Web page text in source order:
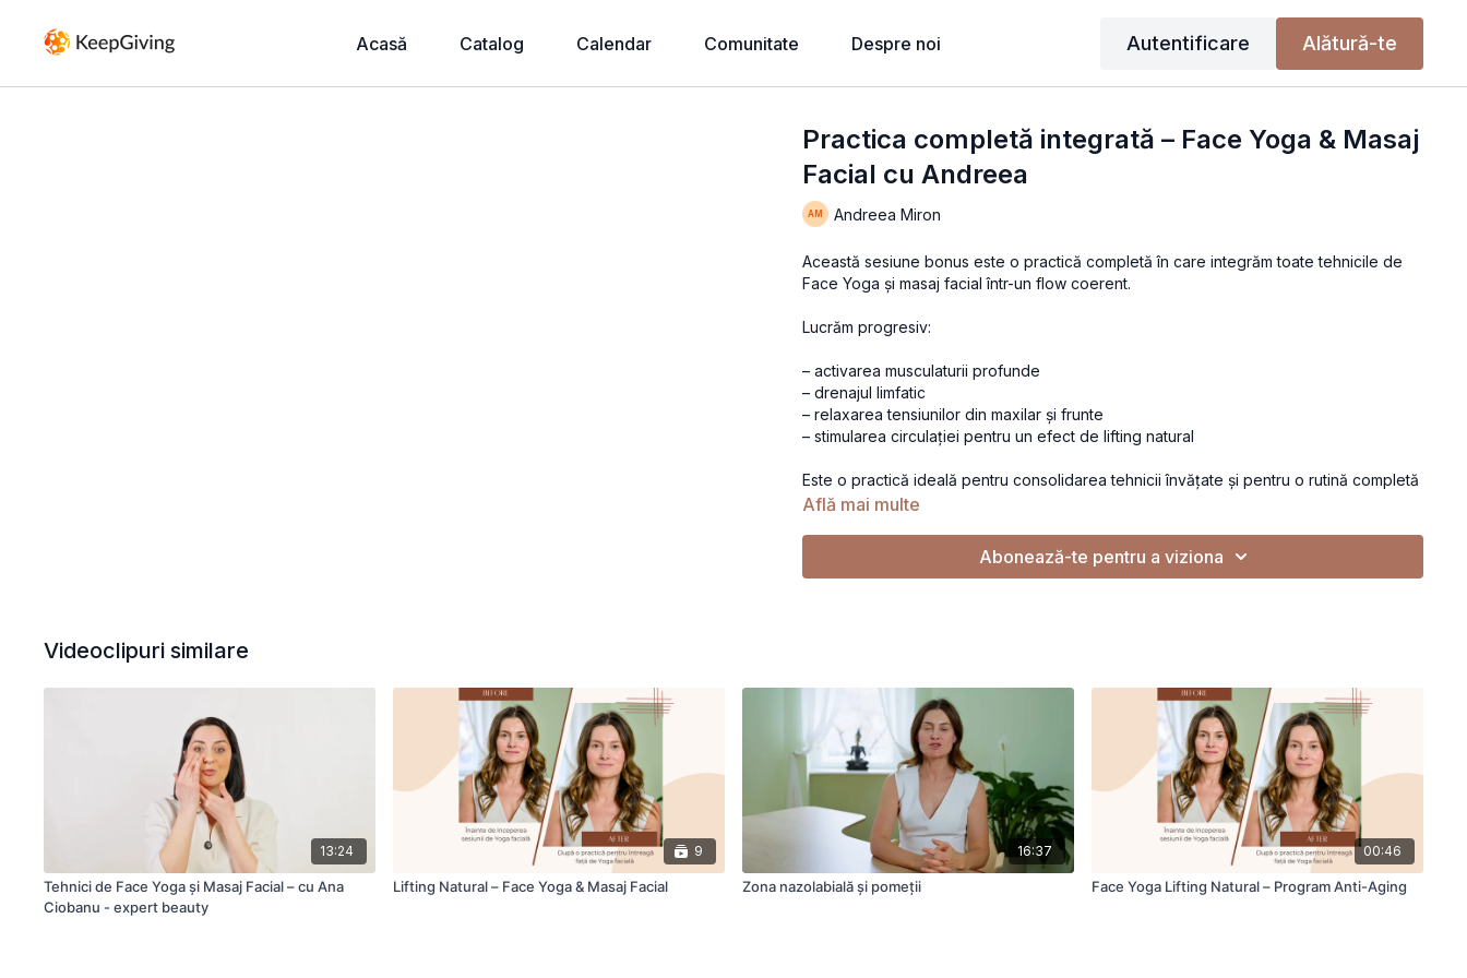
Acasă Catalog Calendar Comunitate Despre noi Autentificare Alătură-te
Practica completă integrată – Face Yoga & Masaj
Facial cu Andreea
Andreea Miron
Această sesiune bonus este o practică completă în care integrăm toate tehnicile de
Face Yoga și masaj facial într-un flow coerent.
Lucrăm progresiv:
– activarea musculaturii profunde
– drenajul limfatic
– relaxarea tensiunilor din maxilar și frunte
– stimularea circulației pentru un efect de lifting natural
Este o practică ideală pentru consolidarea tehnicii învățate și pentru o rutină completă
de revitalizare facială.
Poate fi folosită ca sesiune de întreținere după finalizarea programului sau ca practică
Află mai multe
Abonează-te pentru a viziona
Videoclipuri similare
13:24
Tehnici de Face Yoga și Masaj Facial – cu Ana
Ciobanu - expert beauty
9
Lifting Natural – Face Yoga & Masaj Facial
16:37
Zona nazolabială și pomeții
00:46
Face Yoga Lifting Natural – Program Anti-Aging